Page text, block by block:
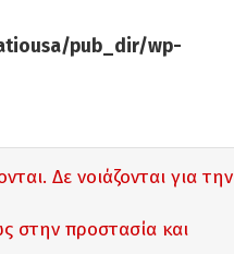
pub_dir/wp-
Δε νοιάζονται για την
στην προστασία και